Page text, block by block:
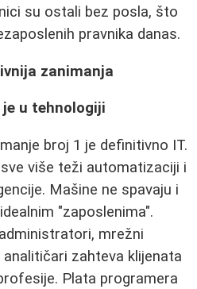
su ostali bez posla, što
pravnika danas.
zanimanja
u tehnologiji
broj 1 je definitivno IT.
više teži automatizaciji i
Mašine ne spavaju i
"zaposlenima".
mrežni
zahteva klijenata
Plata programera